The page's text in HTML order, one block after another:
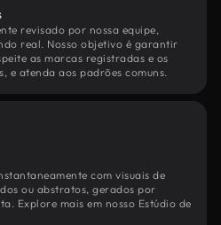
revisado por nossa equipe,
real. Nosso objetivo é garantir
as marcas registradas e os
e atenda aos padrões comuns.
com visuais de
ou abstratos, gerados por
Explore mais em nosso Estúdio de